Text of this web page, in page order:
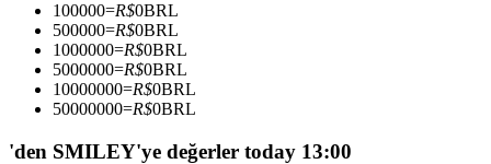
100000=R$0BRL
500000=R$0BRL
1000000=R$0BRL
5000000=R$0BRL
10000000=R$0BRL
50000000=R$0BRL
'den SMILEY'ye değerler today 13:00